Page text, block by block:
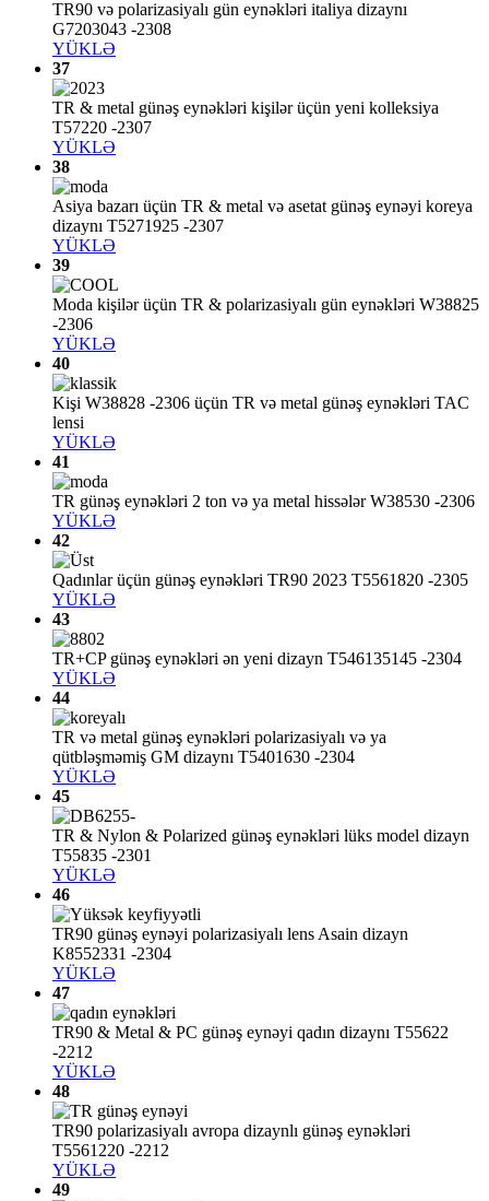
TR90 və polarizasiyalı gün eynəkləri italiya dizaynı
G7203043 -2308
YÜKLƏ
37
TR & metal günəş eynəkləri kişilər üçün yeni kolleksiya
T57220 -2307
YÜKLƏ
38
Asiya bazarı üçün TR & metal və asetat günəş eynəyi koreya
dizaynı T5271925 -2307
YÜKLƏ
39
Moda kişilər üçün TR & polarizasiyalı gün eynəkləri W38825
-2306
YÜKLƏ
40
Kişi W38828 -2306 üçün TR və metal günəş eynəkləri TAC
lensi
YÜKLƏ
41
TR günəş eynəkləri 2 ton və ya metal hissələr W38530 -2306
YÜKLƏ
42
Qadınlar üçün günəş eynəkləri TR90 2023 T5561820 -2305
YÜKLƏ
43
TR+CP günəş eynəkləri ən yeni dizayn T546135145 -2304
YÜKLƏ
44
TR və metal günəş eynəkləri polarizasiyalı və ya
qütbləşməmiş GM dizaynı T5401630 -2304
YÜKLƏ
45
TR & Nylon & Polarized günəş eynəkləri lüks model dizayn
T55835 -2301
YÜKLƏ
46
TR90 günəş eynəyi polarizasiyalı lens Asain dizayn
K8552331 -2304
YÜKLƏ
47
TR90 & Metal & PC günəş eynəyi qadın dizaynı T55622
-2212
YÜKLƏ
48
TR90 polarizasiyalı avropa dizaynlı günəş eynəkləri
T5561220 -2212
YÜKLƏ
49